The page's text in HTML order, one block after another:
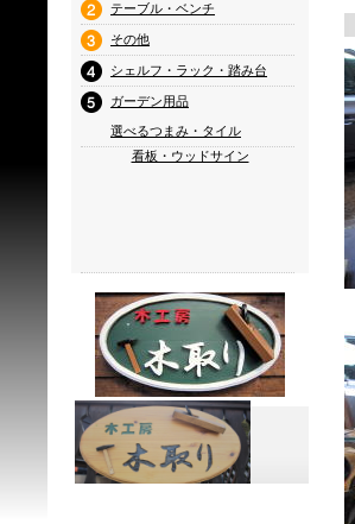
テーブル・ベンチ
その他
シェルフ・ラック・踏み台
ガーデン用品
選べるつまみ・タイル
看板・ウッドサイン